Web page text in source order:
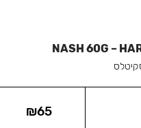
NASH 60G –
₪65